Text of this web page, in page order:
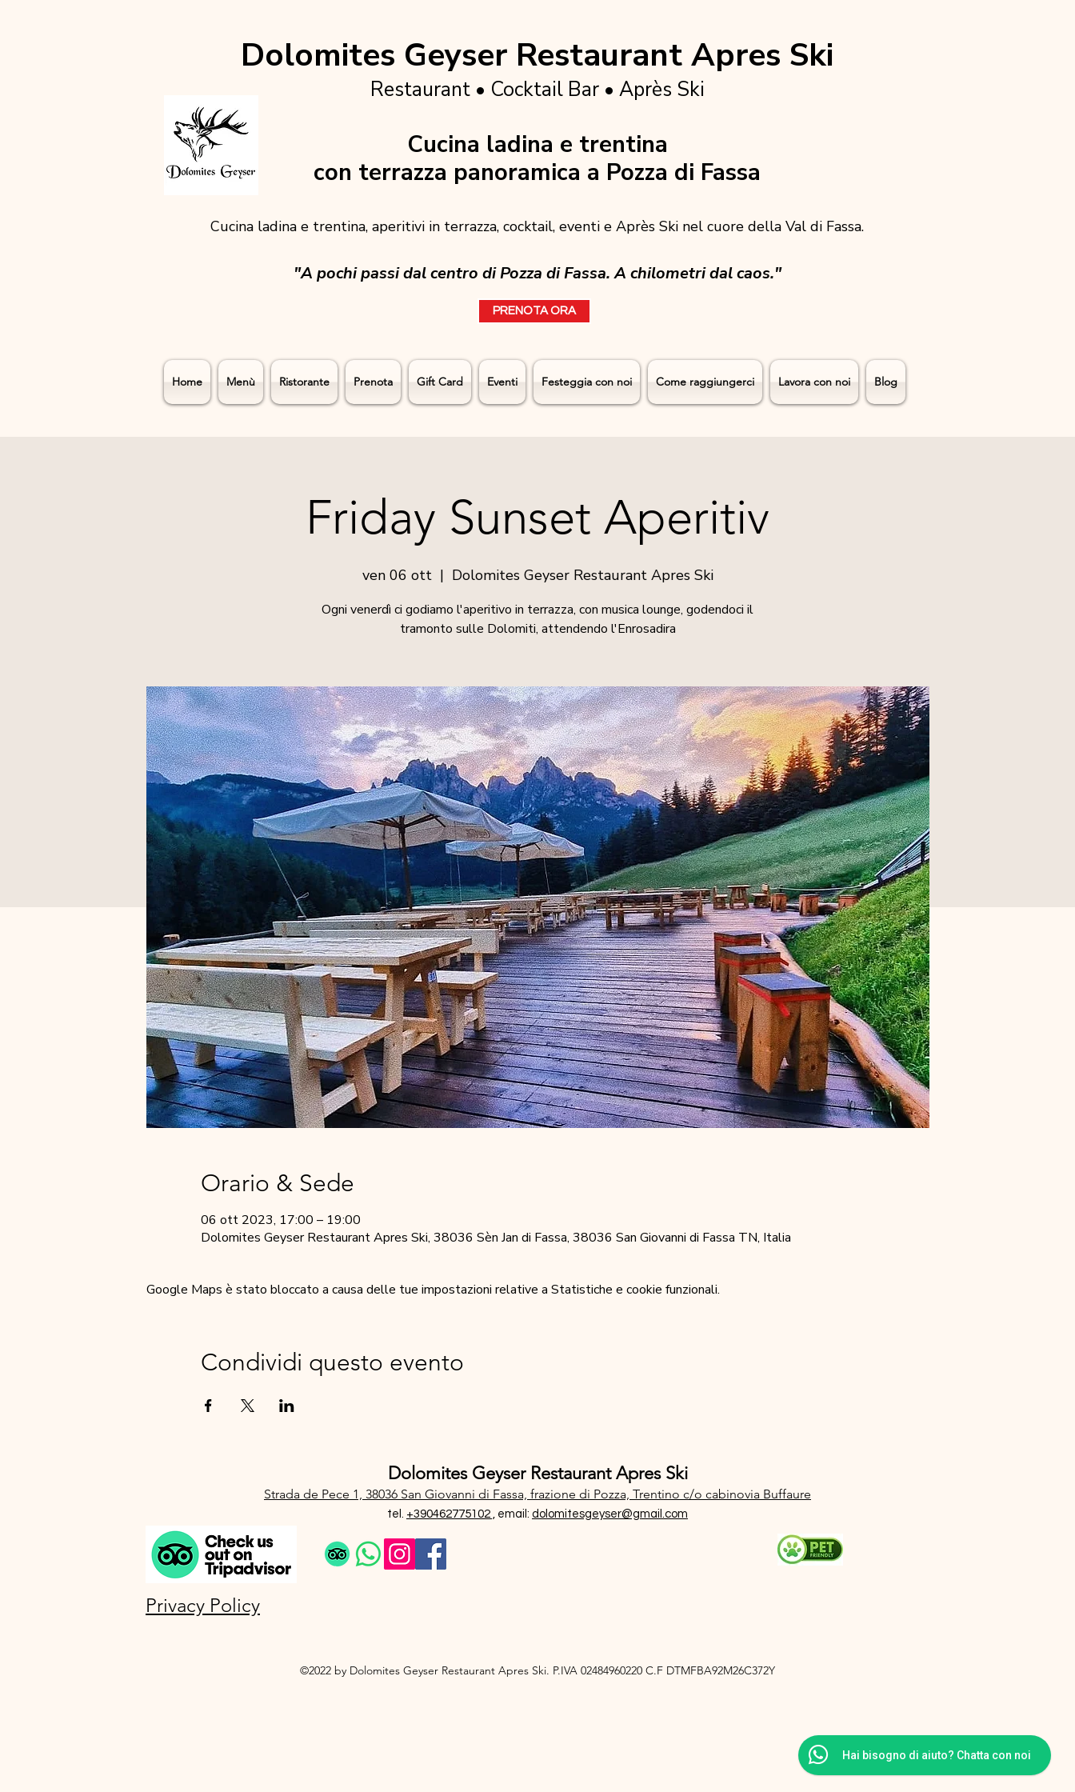
Dolomites Geyser Restaurant Apres Ski
Restaurant • Cocktail Bar • Après Ski
Cucina ladina e trentina
con terrazza panoramica a Pozza di Fassa
Cucina ladina e trentina, aperitivi in terrazza, cocktail, eventi e Après Ski nel cuore della Val di Fassa.
"A pochi passi dal centro di Pozza di Fassa. A chilometri dal caos."
PRENOTA ORA
Home Menù Ristorante Prenota Gift Card Eventi Festeggia con noi Come raggiungerci Lavora con noi Blog
Friday Sunset Aperitiv
ven 06 ott
  |
Dolomites Geyser Restaurant Apres Ski
Ogni venerdì ci godiamo l'aperitivo in terrazza, con musica lounge, godendoci il
tramonto sulle Dolomiti, attendendo l'Enrosadira
Orario & Sede
06 ott 2023, 17:00 – 19:00
Dolomites Geyser Restaurant Apres Ski, 38036 Sèn Jan di Fassa, 38036 San Giovanni di Fassa TN, Italia
Google Maps è stato bloccato a causa delle tue impostazioni relative a Statistiche e cookie funzionali.
Condividi questo evento
Dolomites Geyser Restaurant Apres Ski
Strada de Pece 1, 38036 San Giovanni di Fassa, frazione di Pozza, Trentino c/o cabinovia Buffaure
tel. +390462775102 , email: dolomitesgeyser@gmail.com
Privacy Policy
©2022 by Dolomites Geyser Restaurant Apres Ski. P.IVA 02484960220 C.F DTMFBA92M26C372Y
Hai bisogno di aiuto? Chatta con noi